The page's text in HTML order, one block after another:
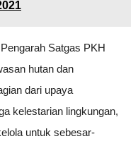
Satgas PKH
hutan dan
dari upaya
kelestarian lingkungan,
untuk sebesar-